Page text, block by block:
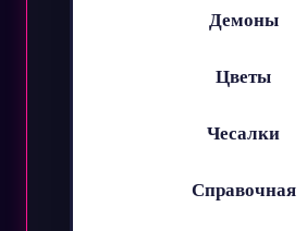
Демоны
Цветы
Чесалки
Справочная